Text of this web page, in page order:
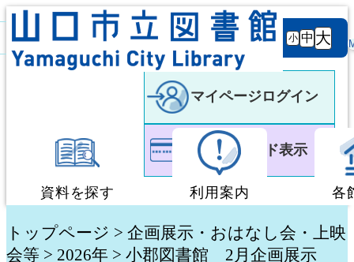
背景
白 黒
文字サ
イズ
小 中 大
マイページログイン
利用者カード表示
資料を探す
蔵書検索・予約
利用案内
図書館利用案内
各
トップページ > 企画展示・おはなし会・上映
会等 > 2026年 > 小郡図書館 2月企画展示